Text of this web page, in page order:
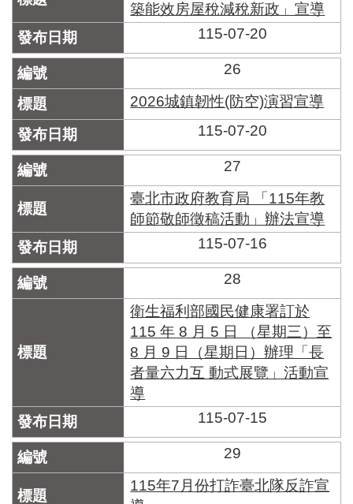
築能效房屋稅減稅新政」宣導
115-07-20
26
2026城鎮韌性(防空)演習宣導
115-07-20
27
臺北市政府教育局 「115年教
師節敬師徵稿活動」辦法宣導
115-07-16
28
衛生福利部國民健康署訂於
115 年 8 月 5 日 （星期三）至
8 月 9 日（星期日）辦理「長
者量六力互 動式展覽」活動宣
導
115-07-15
29
115年7月份打詐臺北隊反詐宣